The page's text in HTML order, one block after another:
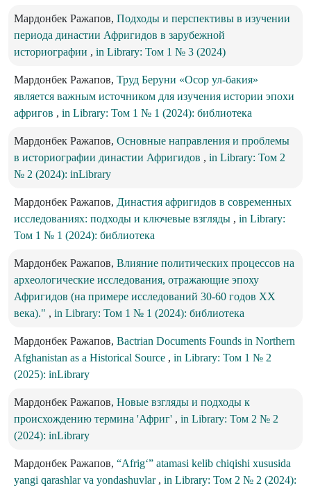
Мардонбек Ражапов, Подходы и перспективы в изучении
периода династии Афригидов в зарубежной
историографии , in Library: Том 1 № 3 (2024)
Мардонбек Ражапов, Труд Беруни «Осор ул-бакия»
является важным источником для изучения истории эпохи
афригов , in Library: Том 1 № 1 (2024): библиотека
Мардонбек Ражапов, Основные направления и проблемы
в историографии династии Афригидов , in Library: Том 2
№ 2 (2024): inLibrary
Мардонбек Ражапов, Династия афригидов в современных
исследованиях: подходы и ключевые взгляды , in Library:
Том 1 № 1 (2024): библиотека
Мардонбек Ражапов, Влияние политических процессов на
археологические исследования, отражающие эпоху
Афригидов (на примере исследований 30-60 годов XX
века)." , in Library: Том 1 № 1 (2024): библиотека
Мардонбек Ражапов, Bactrian Documents Founds in Northern
Afghanistan as a Historical Source , in Library: Том 1 № 2
(2025): inLibrary
Мардонбек Ражапов, Новые взгляды и подходы к
происхождению термина 'Африг' , in Library: Том 2 № 2
(2024): inLibrary
Мардонбек Ражапов, “Afrigʻ” atamasi kelib chiqishi xususida
yangi qarashlar va yondashuvlar , in Library: Том 2 № 2 (2024):